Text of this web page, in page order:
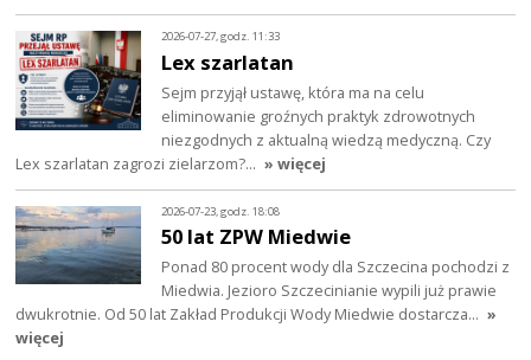
2026-07-27, godz. 11:33
Lex szarlatan
Sejm przyjął ustawę, która ma na celu
eliminowanie groźnych praktyk zdrowotnych
niezgodnych z aktualną wiedzą medyczną. Czy
Lex szarlatan zagrozi zielarzom?… » więcej
2026-07-23, godz. 18:08
50 lat ZPW Miedwie
Ponad 80 procent wody dla Szczecina pochodzi z
Miedwia. Jezioro Szczecinianie wypili już prawie
dwukrotnie. Od 50 lat Zakład Produkcji Wody Miedwie dostarcza… »
więcej